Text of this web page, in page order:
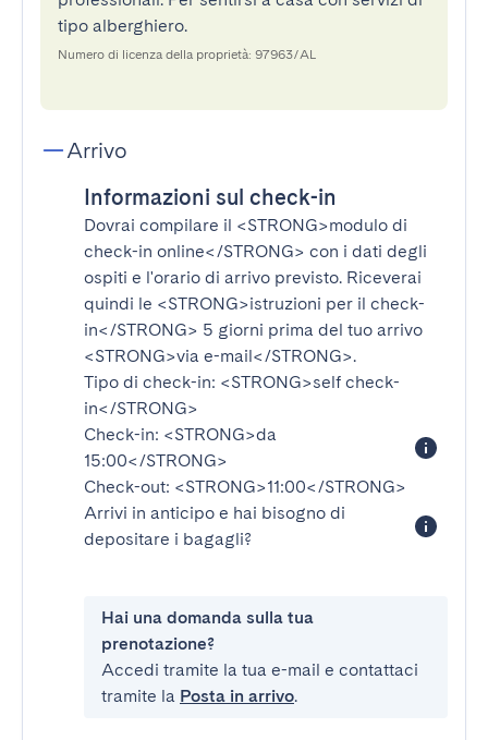
tipo alberghiero.
Numero di licenza della proprietà: 97963/AL
Arrivo
Informazioni sul check-in
Dovrai compilare il <STRONG>modulo di
check-in online</STRONG> con i dati degli
ospiti e l'orario di arrivo previsto. Riceverai
quindi le <STRONG>istruzioni per il check-
in</STRONG> 5 giorni prima del tuo arrivo
<STRONG>via e-mail</STRONG>.
Tipo di check-in: <STRONG>self check-
in</STRONG>
Check-in: <STRONG>da
15:00</STRONG>
Check-out: <STRONG>11:00</STRONG>
Arrivi in anticipo e hai bisogno di
depositare i bagagli?
Hai una domanda sulla tua
prenotazione?
Accedi tramite la tua e-mail e contattaci
tramite la Posta in arrivo.